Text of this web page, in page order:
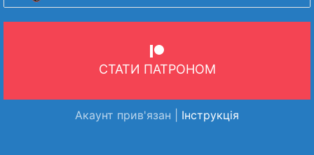
СТАТИ ПАТРОНОМ
Акаунт прив'язан | Інструкція